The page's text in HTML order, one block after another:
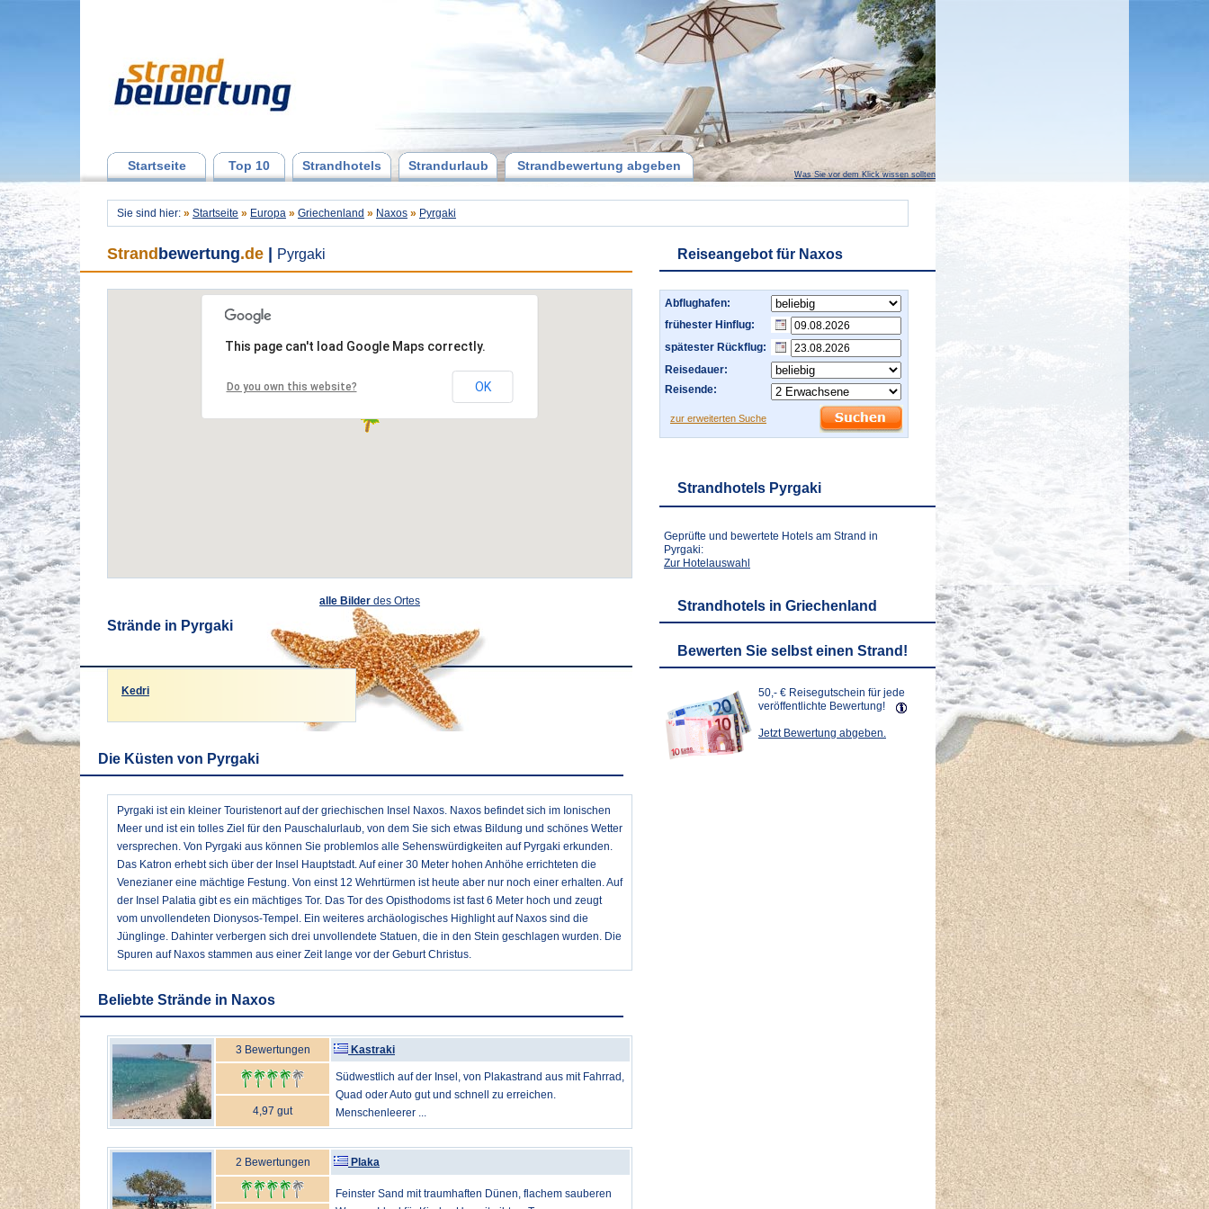
Startseite Top 10 Strandhotels Strandurlaub Strandbewertung abgeben
Was Sie vor dem Klick wissen sollten
Sie sind hier: » Startseite » Europa » Griechenland » Naxos » Pyrgaki
Strand bewertung.de Pyrgaki
This page can't load Google Maps correctly.
Do you own this website? OK
alle Bilder des Ortes
Strände in Pyrgaki
Kedri
Die Küsten von Pyrgaki
Pyrgaki ist ein kleiner Touristenort auf der griechischen Insel Naxos. Naxos befindet sich im Ionischen
Meer und ist ein tolles Ziel für den Pauschalurlaub, von dem Sie sich etwas Bildung und schönes Wetter
versprechen. Von Pyrgaki aus können Sie problemlos alle Sehenswürdigkeiten auf Pyrgaki erkunden.
Das Katron erhebt sich über der Insel Hauptstadt. Auf einer 30 Meter hohen Anhöhe errichteten die
Venezianer eine mächtige Festung. Von einst 12 Wehrtürmen ist heute aber nur noch einer erhalten. Auf
der Insel Palatia gibt es ein mächtiges Tor. Das Tor des Opisthodoms ist fast 6 Meter hoch und zeugt
vom unvollendeten Dionysos-Tempel. Ein weiteres archäologisches Highlight auf Naxos sind die
Jünglinge. Dahinter verbergen sich drei unvollendete Statuen, die in den Stein geschlagen wurden. Die
Spuren auf Naxos stammen aus einer Zeit lange vor der Geburt Christus.
Beliebte Strände in Naxos
3 Bewertungen Kastraki
Südwestlich auf der Insel, von Plakastrand aus mit Fahrrad,
Quad oder Auto gut und schnell zu erreichen.
Menschenleerer ...
4,97 gut
2 Bewertungen Plaka
Feinster Sand mit traumhaften Dünen, flachem sauberen
Reiseangebot für Naxos
Abflughafen:
frühester Hinflug:
spätester Rückflug:
Reisedauer:
Reisende:
zur erweiterten Suche
Strandhotels Pyrgaki
Geprüfte und bewertete Hotels am Strand in
Pyrgaki:
Zur Hotelauswahl
Strandhotels in Griechenland
Bewerten Sie selbst einen Strand!
50,- € Reisegutschein für jede
veröffentlichte Bewertung!
Jetzt Bewertung abgeben.